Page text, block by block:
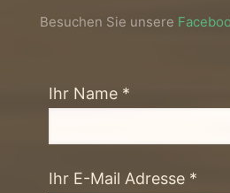
Besuchen Sie unsere
Ihr Name *
Ihr E-Mail Adresse *